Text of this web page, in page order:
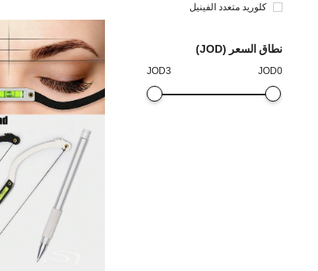
كلوريد متعدد الفينيل
نطاق السعر (JOD)
JOD3 JOD0